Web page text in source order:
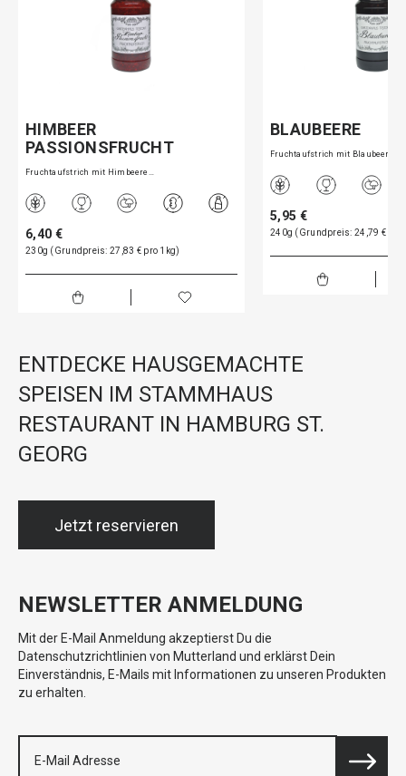
HIMBEER
PASSIONSFRUCHT
Fruchtaufstrich mit Himbeere…
6,40 €
230g (Grundpreis: 27,83 € pro 1kg)
BLAUBEERE
Fruchtaufstrich mit Blaubeeren
5,95 €
240g (Grundpreis: 24,79 € pro
ENTDECKE HAUSGEMACHTE
SPEISEN IM STAMMHAUS
RESTAURANT IN HAMBURG ST.
GEORG
Jetzt reservieren
NEWSLETTER ANMELDUNG
Mit der E-Mail Anmeldung akzeptierst Du die
Datenschutzrichtlinien von Mutterland und erklärst Dein
Einverständnis, E-Mails mit Informationen zu unseren Produkten
zu erhalten.